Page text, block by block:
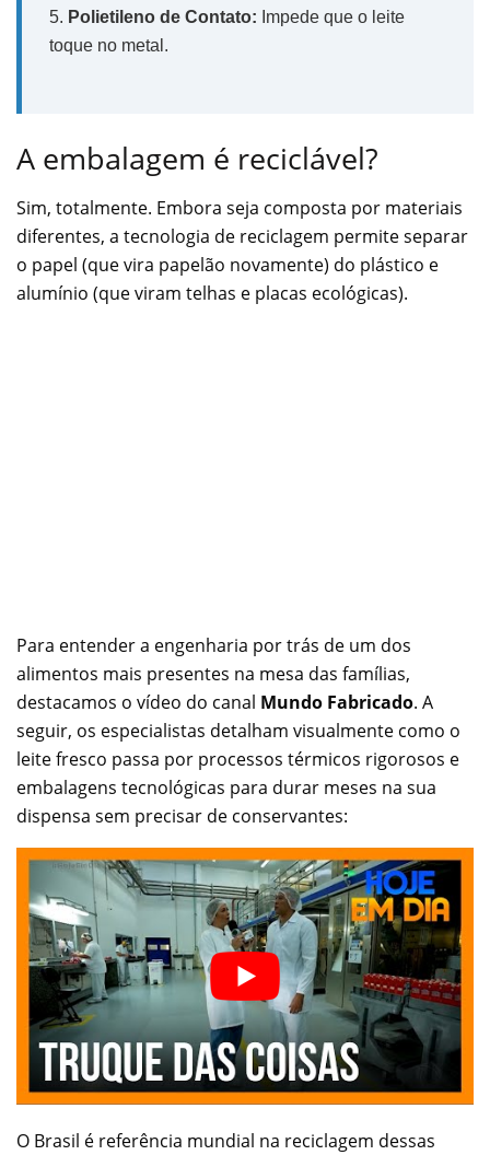
5. Polietileno de Contato: Impede que o leite
toque no metal.
A embalagem é reciclável?
Sim, totalmente. Embora seja composta por materiais
diferentes, a tecnologia de reciclagem permite separar
o papel (que vira papelão novamente) do plástico e
alumínio (que viram telhas e placas ecológicas).
Para entender a engenharia por trás de um dos
alimentos mais presentes na mesa das famílias,
destacamos o vídeo do canal Mundo Fabricado. A
seguir, os especialistas detalham visualmente como o
leite fresco passa por processos térmicos rigorosos e
embalagens tecnológicas para durar meses na sua
dispensa sem precisar de conservantes:
O Brasil é referência mundial na reciclagem dessas